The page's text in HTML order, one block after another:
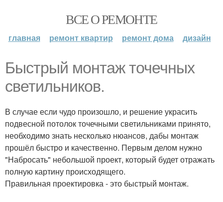
ВСЕ О РЕМОНТЕ
главная ремонт квартир ремонт дома дизайн
Быстрый монтаж точечных
светильников.
В случае если чудо произошло, и решение украсить
подвесной потолок точечными светильниками принято,
необходимо знать несколько нюансов, дабы монтаж
прошёл быстро и качественно. Первым делом нужно
"Набросать" небольшой проект, который будет отражать
полную картину происходящего.
Правильная проектировка - это быстрый монтаж.